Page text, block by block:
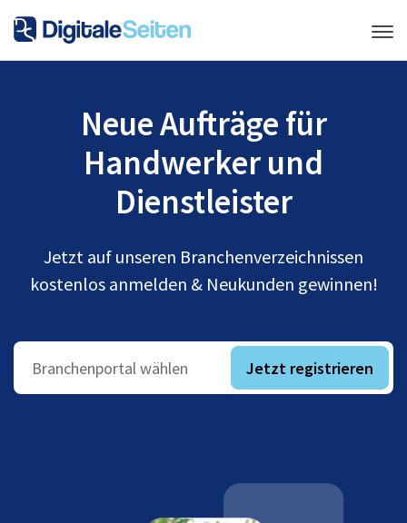
Neue Aufträge für
Handwerker und
Dienstleister
Jetzt auf unseren Branchenverzeichnissen
kostenlos anmelden & Neukunden gewinnen!
Branchenportal wählen Jetzt registrieren